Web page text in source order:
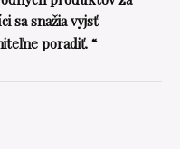
sa snažia vyjsť
poradiť. “